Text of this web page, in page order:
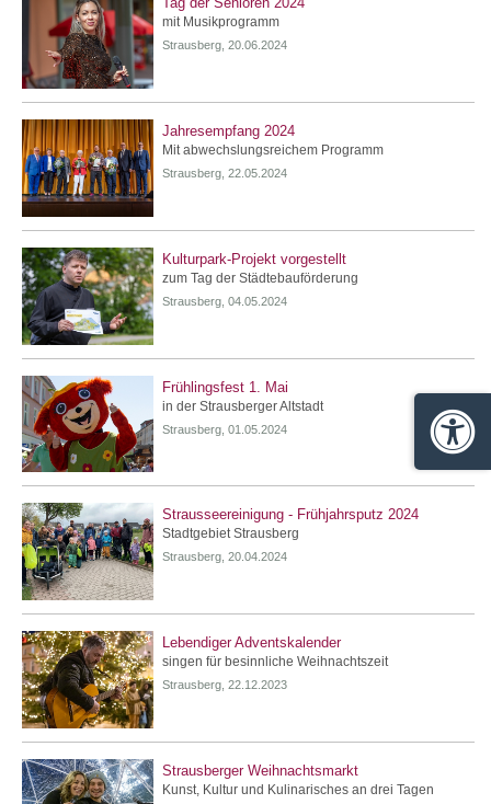
mit Musikprogramm
Strausberg, 20.06.2024
Jahresempfang 2024
Mit abwechslungsreichem Programm
Strausberg, 22.05.2024
Kulturpark-Projekt vorgestellt
zum Tag der Städtebauförderung
Strausberg, 04.05.2024
Frühlingsfest 1. Mai
in der Strausberger Altstadt
Strausberg, 01.05.2024
Strausseereinigung - Frühjahrsputz 2024
Stadtgebiet Strausberg
Strausberg, 20.04.2024
Lebendiger Adventskalender
singen für besinnliche Weihnachtszeit
Strausberg, 22.12.2023
Strausberger Weihnachtsmarkt
Kunst, Kultur und Kulinarisches an drei Tagen